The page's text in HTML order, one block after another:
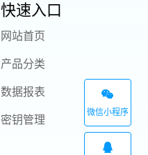
快速入口
网站首页
产品分类
数据报表
密钥管理
微信小程序